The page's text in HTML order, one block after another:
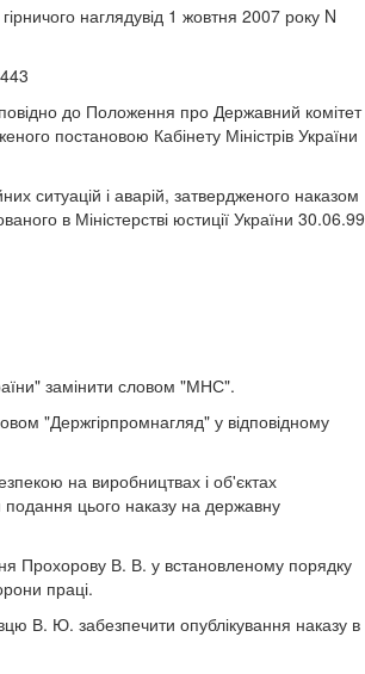
наглядувід 1 жовтня 2007 року N
до Положення про Державний комітет
постановою Кабінету Міністрів України
ситуацій і аварій, затвердженого наказом
в Міністерстві юстиції України 30.06.99
замінити словом "МНС".
"Держгірпромнагляд" у відповідному
на виробництвах і об'єктах
цього наказу на державну
Прохорову В. В. у встановленому порядку
праці.
В. Ю. забезпечити опублікування наказу в